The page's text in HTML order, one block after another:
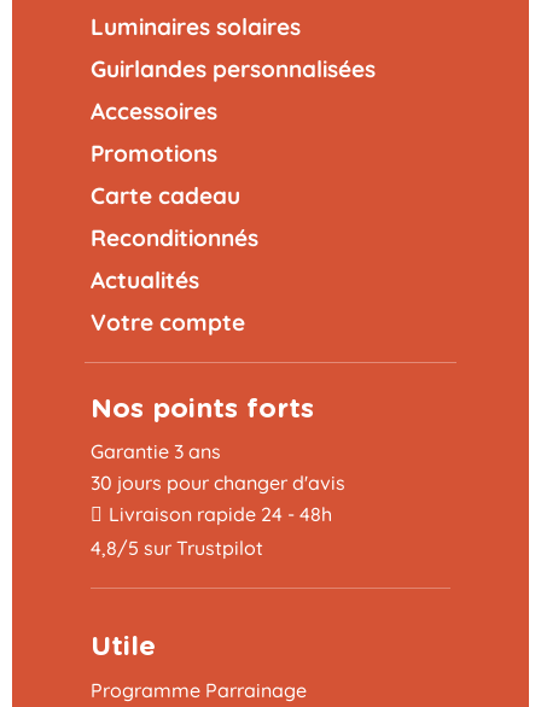
Luminaires solaires
Guirlandes personnalisées
Accessoires
Promotions
Carte cadeau
Reconditionnés
Actualités
Votre compte
Nos points forts
Garantie 3 ans
30 jours pour changer d'avis
Livraison rapide 24 - 48h
4,8/5 sur Trustpilot
Utile
Programme Parrainage